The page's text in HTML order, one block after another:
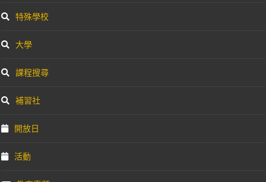
特殊學校
大學
課程搜尋
補習社
開放日
活動